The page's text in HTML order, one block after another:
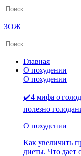
ЗОЖ
Главная
О похудении
О похудении
✔️4 мифа о
полезно
О похудении
Как увеличить
диеты. Что дает